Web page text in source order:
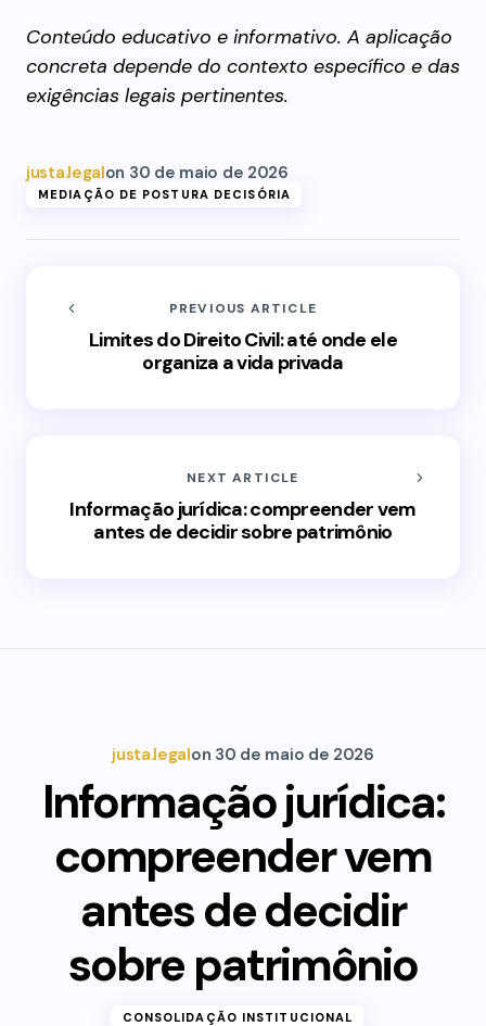
Conteúdo educativo e informativo. A aplicação
concreta depende do contexto específico e das
exigências legais pertinentes.
justa.legalon 30 de maio de 2026
MEDIAÇÃO DE POSTURA DECISÓRIA
PREVIOUS ARTICLE
Limites do Direito Civil: até onde ele
organiza a vida privada
NEXT ARTICLE
Informação jurídica: compreender vem
antes de decidir sobre patrimônio
justa.legalon 30 de maio de 2026
Informação jurídica:
compreender vem
antes de decidir
sobre patrimônio
CONSOLIDAÇÃO INSTITUCIONAL